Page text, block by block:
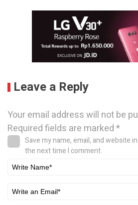
Leave a Reply
Your email address will not be
Required fields are marked*
Save my name, email, and website
the next time I comment.